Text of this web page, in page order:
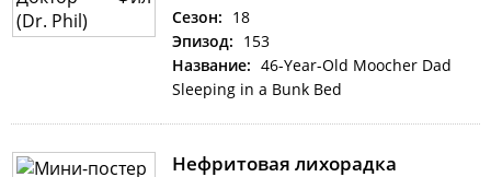
Сезон: 18
Эпизод: 153
Название: 46-Year-Old Moocher Dad
Sleeping in a Bunk Bed
Нефритовая лихорадка